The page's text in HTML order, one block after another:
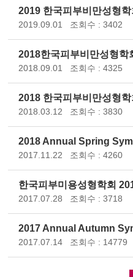
2019 한국피부비만성형학
2019.09.01 조회수 : 3402
2018한국피부비만성형학
2018.09.01 조회수 : 4325
2018 한국피부비만성형
2018.03.12 조회수 : 3830
2018 Annual Spring
2017.11.22 조회수 : 4260
한국피부미용성형학회
2017.07.28 조회수 : 3718
2017 Annual Autumn
2017.07.14 조회수 : 14779